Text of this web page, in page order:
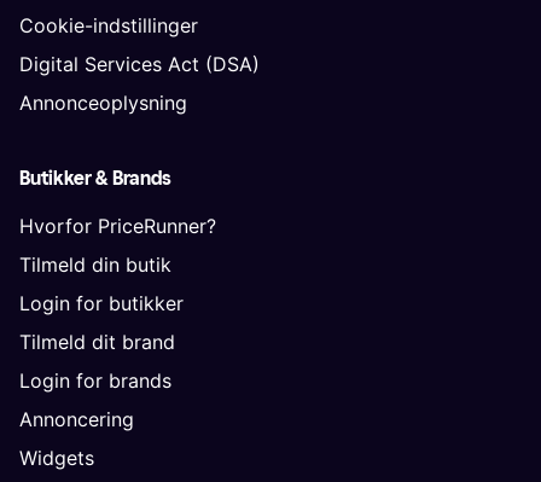
Cookie-indstillinger
Digital Services Act (DSA)
Annonceoplysning
Butikker & Brands
Hvorfor PriceRunner?
Tilmeld din butik
Login for butikker
Tilmeld dit brand
Login for brands
Annoncering
Widgets